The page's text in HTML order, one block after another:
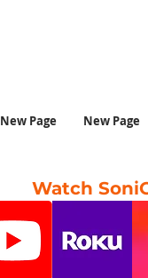
New Page New Page
Watch